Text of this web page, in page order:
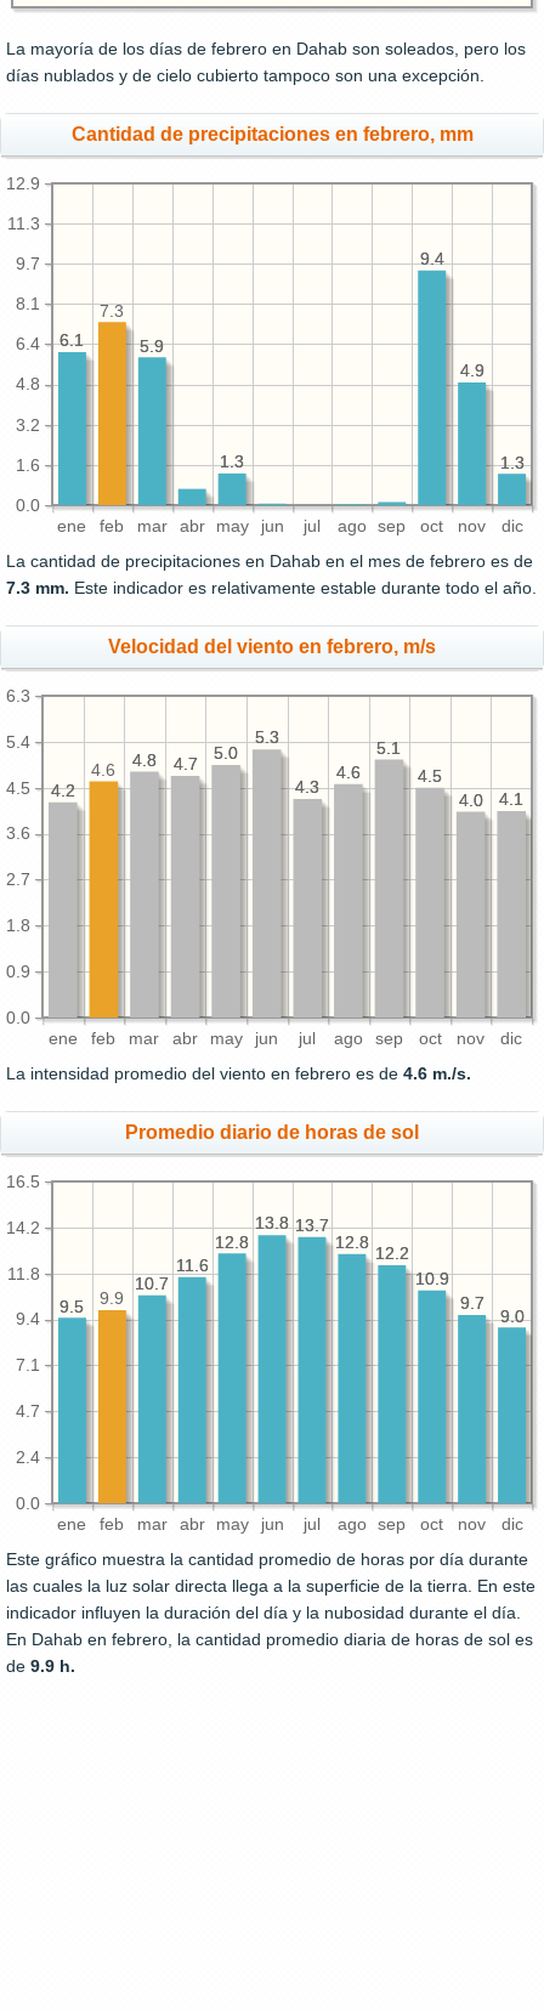
La mayoría de los días de febrero en Dahab son soleados, pero los
días nublados y de cielo cubierto tampoco son una excepción.
Cantidad de precipitaciones en febrero, mm
ene feb mar abr may jun jul ago sep oct nov dic
0.0
1.6
3.2
4.8
6.4
8.1
9.7
11.3
12.9
1.3
4.9
9.4
1.3
5.9
6.1
1.3
4.9
9.4
1.3
5.9
7.3
6.1
La cantidad de precipitaciones en Dahab en el mes de febrero es de
7.3 mm. Este indicador es relativamente estable durante todo el año.
Velocidad del viento en febrero, m/s
ene feb mar abr may jun jul ago sep oct nov dic
0.0
0.9
1.8
2.7
3.6
4.5
5.4
6.3
4.1
4.0
4.5
5.1
4.6
4.3
5.3
5.0
4.7
4.8
4.2
4.1
4.0
4.5
5.1
4.6
4.3
5.3
5.0
4.7
4.8
4.6
4.2
La intensidad promedio del viento en febrero es de 4.6 m./s.
Promedio diario de horas de sol
ene feb mar abr may jun jul ago sep oct nov dic
0.0
2.4
4.7
7.1
9.4
11.8
14.2
16.5
9.0
9.7
10.9
12.2
12.8
13.7
13.8
12.8
11.6
10.7
9.5
9.0
9.7
10.9
12.2
12.8
13.7
13.8
12.8
11.6
10.7
9.9
9.5
Este gráfico muestra la cantidad promedio de horas por día durante
las cuales la luz solar directa llega a la superficie de la tierra. En este
indicador influyen la duración del día y la nubosidad durante el día.
En Dahab en febrero, la cantidad promedio diaria de horas de sol es
de 9.9 h.